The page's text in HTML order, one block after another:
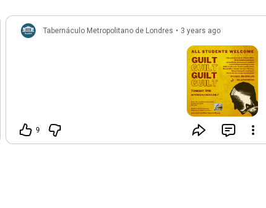
Tabernáculo Metropolitano de Londres • 3 years ago
9